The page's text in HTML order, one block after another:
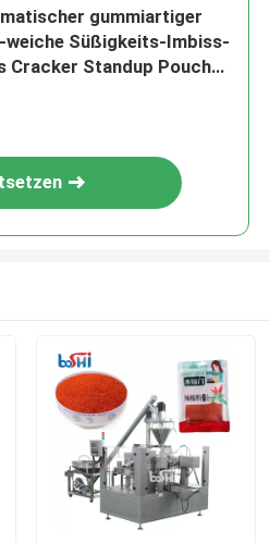
gummiartiger
weiche Süßigkeits-Imbiss-
Cracker Standup Pouch